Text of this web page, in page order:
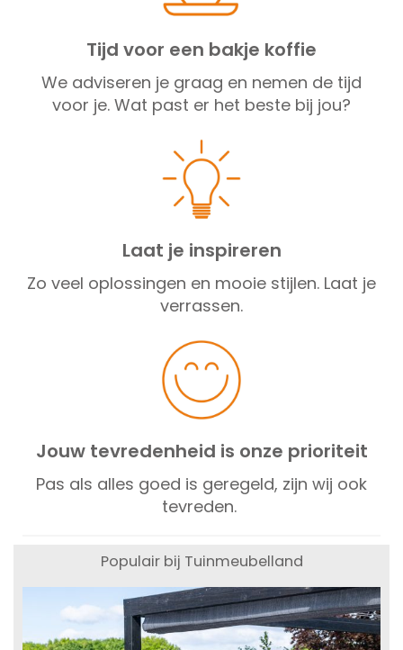
Tijd voor een bakje koffie
We adviseren je graag en nemen de tijd
voor je. Wat past er het beste bij jou?
Laat je inspireren
Zo veel oplossingen en mooie stijlen. Laat je
verrassen.
Jouw tevredenheid is onze prioriteit
Pas als alles goed is geregeld, zijn wij ook
tevreden.
Populair bij Tuinmeubelland